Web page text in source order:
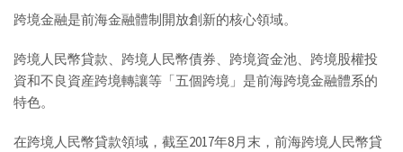
跨境金融是前海金融體制開放創新的核心領域。
跨境人民幣貸款、跨境人民幣債券、跨境資金池、跨境股權投
資和不良資産跨境轉讓等「五個跨境」是前海跨境金融體系的
特色。
在跨境人民幣貸款領域，截至2017年8月末，前海跨境人民幣貸